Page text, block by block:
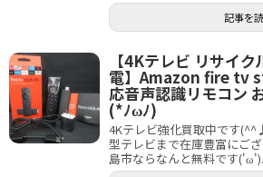
記事を
【4Kテレビ リサイ
電】Amazon fire tv
応音声認識リモコン
(*ﾉωﾉ)
4Kテレビ強化買取中です
型テレビまで在庫豊富にご
島市ならなんと無料です